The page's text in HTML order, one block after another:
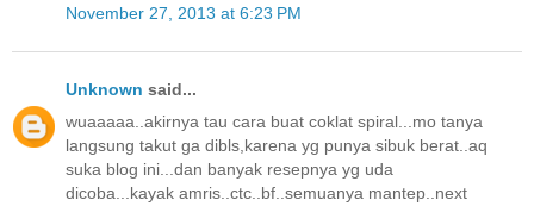
November 27, 2013 at 6:23 PM
Unknown said...
wuaaaaa..akirnya tau cara buat coklat spiral...mo tanya
langsung takut ga dibls,karena yg punya sibuk berat..aq
suka blog ini...dan banyak resepnya yg uda
dicoba...kayak amris..ctc..bf..semuanya mantep..next